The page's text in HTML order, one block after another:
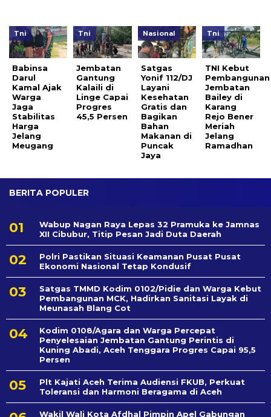
Tni
Babinsa
Darul
Kamal Ajak
Warga
Jaga
Stabilitas
Harga
Jelang
Meugang
Tni
Jembatan
Gantung
Kalaili di
Linge Capai
Progres
45,5 Persen
Nasional
Satgas
Yonif 112/DJ
Layani
Kesehatan
Gratis dan
Bagikan
Bahan
Makanan di
Puncak
Jaya
Tni
TNI Kebut
Pembangunan
Jembatan
Bailey di
Karang
Rejo Bener
Meriah
Jelang
Ramadhan
BERITA POPULER
Wabup Nagan Raya Lepas 32 Pramuka ke Jamnas
XII Cibubur, Titip Pesan Jadi Duta Daerah
Polri Pastikan Situasi Keamanan Pusat Pusat
Ekonomi Nasional Tetap Kondusif
Satgas TMMD Kodim 0102/Pidie dan Warga Kebut
Pembangunan MCK, Hadirkan Sanitasi Layak di
Meunasah Blang Cot
Kodim 0108/Agara dan Warga Percepat
Penyelesaian Jembatan Gantung Perintis di
Kuning Abadi, Aceh Tenggara Progres Capai 95,5
Persen
Plt Kajati Aceh Terima Audiensi FKUB, Perkuat
Toleransi dan Harmoni Beragama di Aceh
Wakil Wali Kota Afdhal Pimpin Apel Gabungan